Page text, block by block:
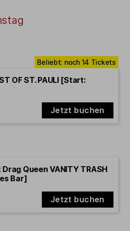
OF ST. PAULI [Start:
Jetzt buchen
Queen VANITY TRASH
Bar]
Jetzt buchen